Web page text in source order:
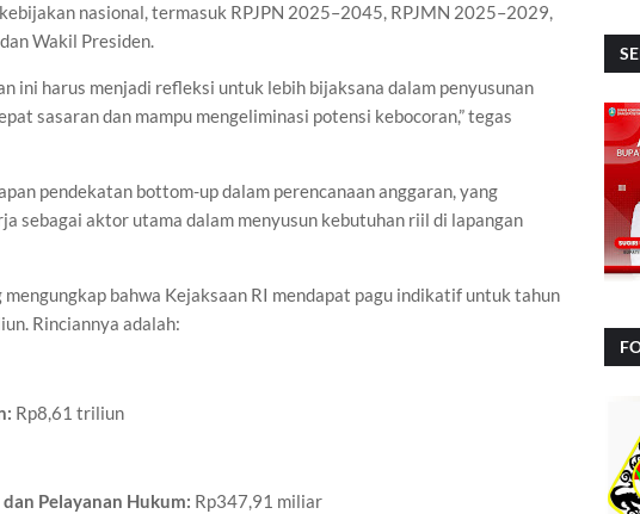
nasional, termasuk RPJPN 2025–2045, RPJMN 2025–2029,
Wakil Presiden.
ini harus menjadi refleksi untuk lebih bijaksana dalam penyusunan
sasaran dan mampu mengeliminasi potensi kebocoran,” tegas
pendekatan bottom-up dalam perencanaan anggaran, yang
sebagai aktor utama dalam menyusun kebutuhan riil di lapangan
mengungkap bahwa Kejaksaan RI mendapat pagu indikatif untuk tahun
Rinciannya adalah:
Rp8,61 triliun
Pelayanan Hukum: Rp347,91 miliar